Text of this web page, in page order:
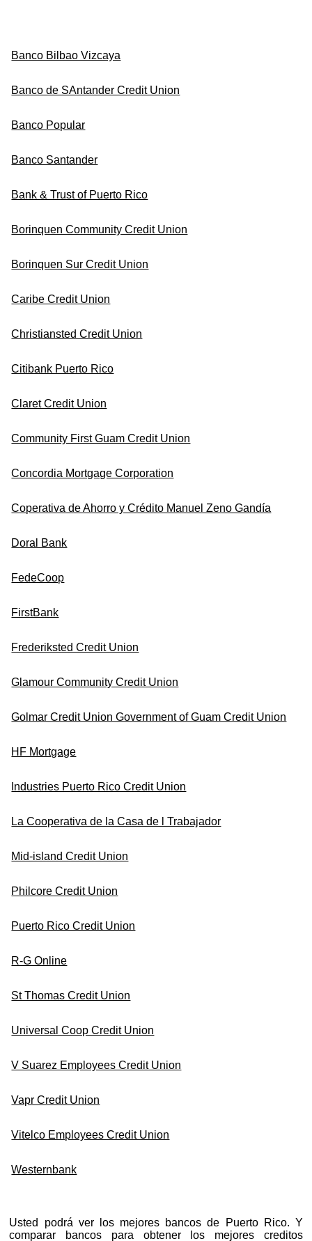
Banco Bilbao Vizcaya
Banco de SAntander Credit Union
Banco Popular
Banco Santander
Bank & Trust of Puerto Rico
Borinquen Community Credit Union
Borinquen Sur Credit Union
Caribe Credit Union
Christiansted Credit Union
Citibank Puerto Rico
Claret Credit Union
Community First Guam Credit Union
Concordia Mortgage Corporation
Coperativa de Ahorro y Crédito Manuel Zeno Gandía
Doral Bank
FedeCoop
FirstBank
Frederiksted Credit Union
Glamour Community Credit Union
Golmar Credit Union Government of Guam Credit Union
HF Mortgage
Industries Puerto Rico Credit Union
La Cooperativa de la Casa de l Trabajador
Mid-island Credit Union
Philcore Credit Union
Puerto Rico Credit Union
R-G Online
St Thomas Credit Union
Universal Coop Credit Union
V Suarez Employees Credit Union
Vapr Credit Union
Vitelco Employees Credit Union
Westernbank
Usted podrá ver los mejores bancos de Puerto Rico. Y
comparar bancos para obtener los mejores creditos